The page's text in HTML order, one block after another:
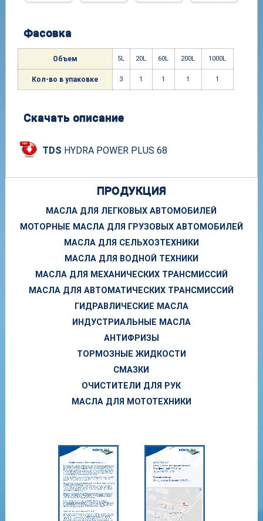
ПРОДУКЦИЯ
МАСЛА ДЛЯ ЛЕГКОВЫХ АВТОМОБИЛЕЙ
МОТОРНЫЕ МАСЛА ДЛЯ ГРУЗОВЫХ АВТОМОБИЛЕЙ
МАСЛА ДЛЯ СЕЛЬХОЗТЕХНИКИ
МАСЛА ДЛЯ ВОДНОЙ ТЕХНИКИ
МАСЛА ДЛЯ МЕХАНИЧЕСКИХ ТРАНСМИССИЙ
МАСЛА ДЛЯ АВТОМАТИЧЕСКИХ ТРАНСМИССИЙ
ГИДРАВЛИЧЕСКИЕ МАСЛА
ИНДУСТРИАЛЬНЫЕ МАСЛА
АНТИФРИЗЫ
ТОРМОЗНЫЕ ЖИДКОСТИ
СМАЗКИ
ОЧИСТИТЕЛИ ДЛЯ РУК
МАСЛА ДЛЯ МОТОТЕХНИКИ
Фасовка
Объем 5L 20L 60L 200L 1000L
Кол-во в упаковке 3 1 1 1 1
Скачать описание
TDS HYDRA POWER PLUS 68